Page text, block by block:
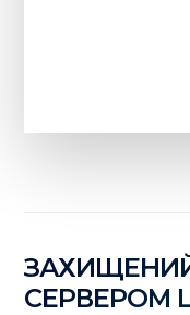
СЕРВЕРОМ